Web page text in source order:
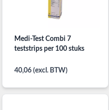
Medi-Test Combi 7
teststrips per 100 stuks
40,06 (excl. BTW)